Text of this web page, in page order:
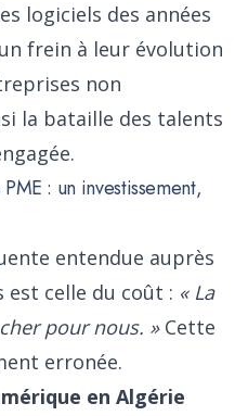
logiciels des années
frein à leur évolution
non
la bataille des talents
: un investissement,
entendue auprès
est celle du coût : « La
pour nous. »Cette
erronée.
en Algérie